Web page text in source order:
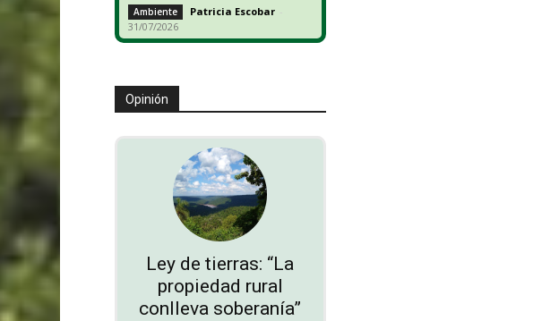
Ambiente Patricia Escobar -
31/07/2026
Opinión
Ley de tierras: “La
propiedad rural
conlleva soberanía”